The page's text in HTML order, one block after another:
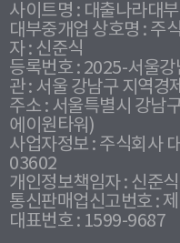
사이트명 : 대출나라대
대부중개업 상호명 : 주
자 : 신준식
등록번호 : 2025-서울
관 : 서울 강남구 지역
주소 : 서울특별시 강남
에이원타워)
사업자정보 : 주식회사
03602
개인정보책임자 : 신준식
통신판매업신고번호 :
대표번호 : 1599-9687